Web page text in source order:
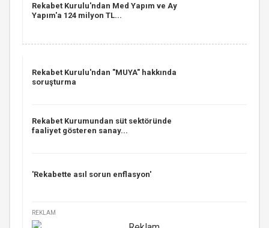
Rekabet Kurulu'ndan Med Yapım ve Ay
Yapım'a 124 milyon TL...
Rekabet Kurulu'ndan "MUYA" hakkında
soruşturma
Rekabet Kurumundan süt sektöründe
faaliyet gösteren sanay...
'Rekabette asıl sorun enflasyon'
REKLAM